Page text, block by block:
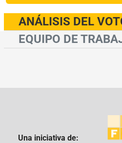
ANÁLISIS DEL
EQUIPO DE
Una iniciativa de: